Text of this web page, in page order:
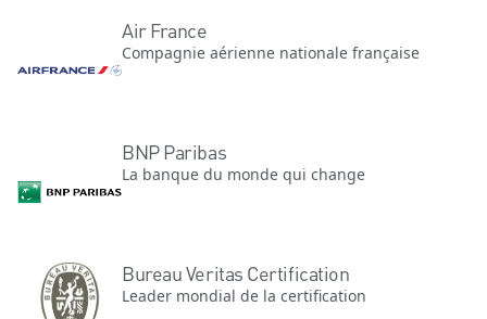
Air France
Compagnie aérienne nationale française
BNP Paribas
La banque du monde qui change
Bureau Veritas Certification
Leader mondial de la certification